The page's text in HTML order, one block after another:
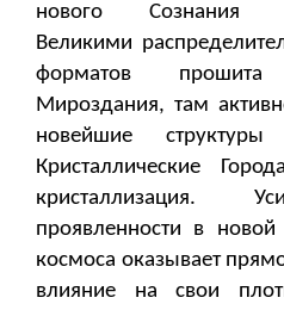
нового Сознания
Великими
форматов
Мироздания, там
новейшие
Кристаллические
кристаллизация.
проявленности в
космоса оказывает
влияние на свои